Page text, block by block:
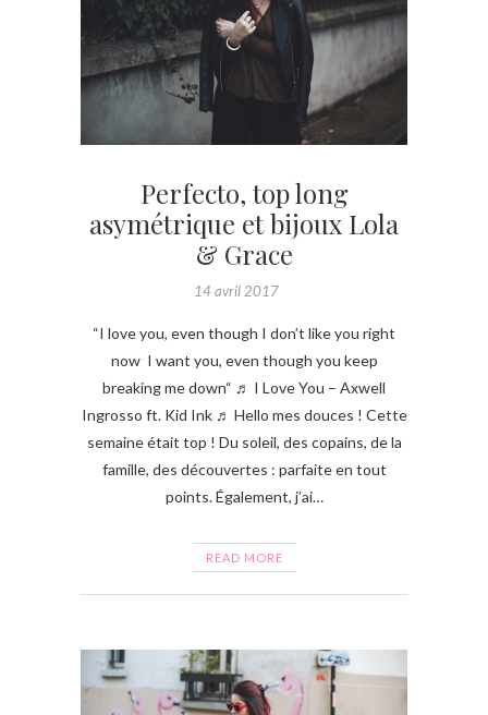
Perfecto, top long
asymétrique et bijoux Lola
& Grace
14 avril 2017
“I love you, even though I don’t like you right
now I want you, even though you keep
breaking me down“ ♬ I Love You – Axwell
Ingrosso ft. Kid Ink ♬ Hello mes douces ! Cette
semaine était top ! Du soleil, des copains, de la
famille, des découvertes : parfaite en tout
points. Également, j’ai…
READ MORE